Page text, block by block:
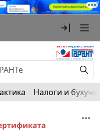
Налоги и